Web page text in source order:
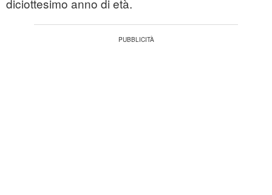
diciottesimo anno di età.